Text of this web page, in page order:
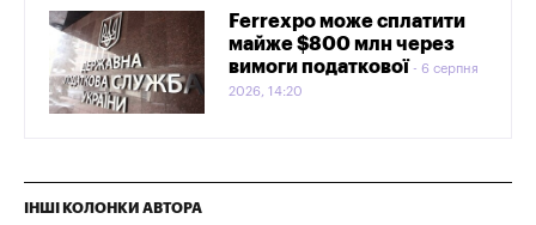
Ferrexpo може сплатити
майже $800 млн через
вимоги податкової
6 серпня
2026, 14:20
ІНШІ КОЛОНКИ АВТОРА